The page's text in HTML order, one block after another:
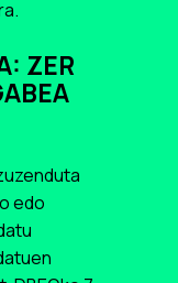
ZER
edo